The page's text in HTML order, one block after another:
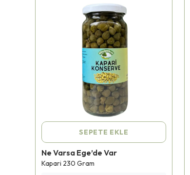
SEPETE EKLE
Ne Varsa Ege’de Var
Kapari 230 Gram
⭐️ Bu ürünü550 kişifavoriledi!
🛒 89 kişisepetine ekledi!